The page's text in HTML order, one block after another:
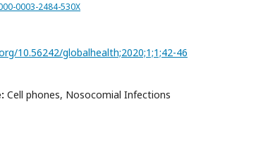
0003-2484-530X
10.56242/globalhealth;2020;1;1;42-46
Cell phones, Nosocomial Infections